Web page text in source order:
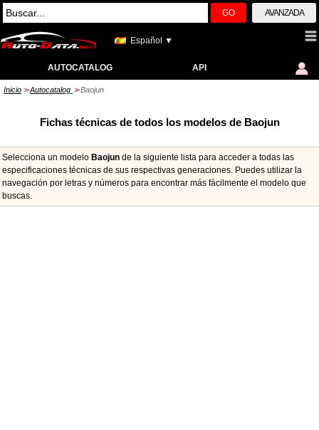
GO AVANZADA
Español ▼
AUTOCATALOG API
Inicio >> Autocatalog >> Baojun
Fichas técnicas de todos los modelos de Baojun
Selecciona un modelo Baojun de la siguiente lista para acceder a todas las
especificaciones técnicas de sus respectivas generaciones. Puedes utilizar la
navegación por letras y números para encontrar más fácilmente el modelo que
buscas.